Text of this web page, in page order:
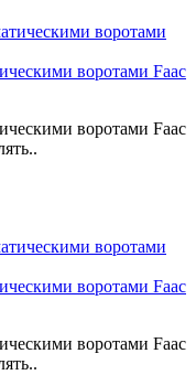
воротами Faac
воротами Faac
воротами Faac
воротами Faac